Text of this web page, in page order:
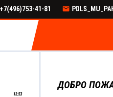
+7(496)753-41-81
13:53
ДОБРО